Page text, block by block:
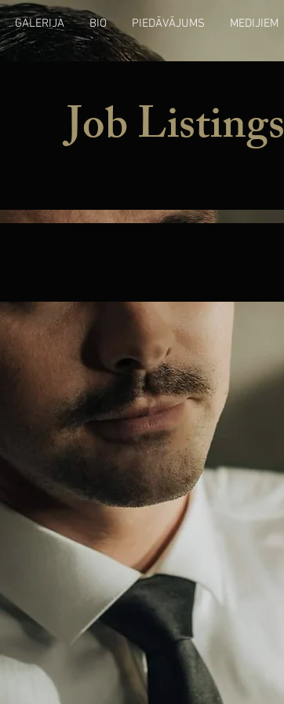
GALERIJA BIO PIEDĀVĀJUMS MEDIJIEM
Job Listings